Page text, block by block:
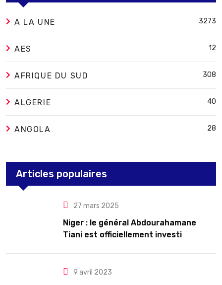
A LA UNE 3273
AES 12
AFRIQUE DU SUD 308
ALGERIE 40
ANGOLA 28
Articles populaires
27 mars 2025
Niger : le général Abdourahamane
Tiani est officiellement investi
9 avril 2023